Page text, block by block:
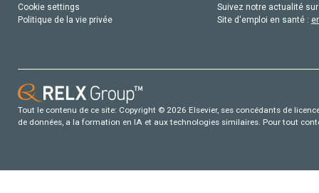
Cookie settings
Politique de la vie privée
Suivez notre actualité
Site d'emploi en santé :
Tout le contenu de ce site: Copyright © 2026 Elsevier, ses concédants de
de données, a la formation en IA et aux technologies similaires. Pour tout